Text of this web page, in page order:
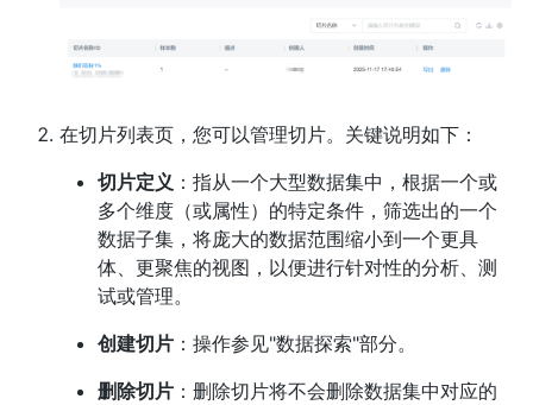
在切片列表页，您可以管理切片。关键说明如下：
切片定义 ：指从一个大型数据集中，根据一个或
多个维度（或属性）的特定条件，筛选出的一个
数据子集，将庞大的数据范围缩小到一个更具
体、更聚焦的视图，以便进行针对性的分析、测
试或管理。
创建切片：操作参见"数据探索"部分。
删除切片：删除切片将不会删除数据集中对应的